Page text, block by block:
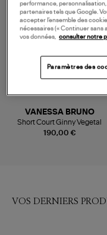
190,00 €
VANESSA BRUNO
Short Court Ginny Vegetal
VOS DERNIERS
performance,
partenaires tels que Google.
accepter l’ensemble des
nécessaires (« Continuer sans
vos données, consulter notre
Paramètres des